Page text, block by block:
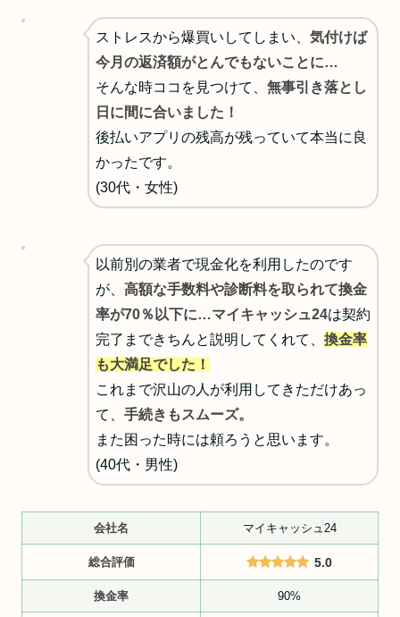
ストレスから爆買いしてしまい、 気付けば
今月の返済額がとんでもないことに…
そんな時ココを見つけて、 無事引き落とし
日に間に合いました！
後払いアプリの残高が残っていて本当に良
かったです。
(30代・女性)
以前別の業者で現金化を利用したのです
が、 高額な手数料や診断料を取られて換金
率が70％以下に…マイキャッシュ24は契約
完了まできちんと説明してくれて、 換金率
も大満足でした！
これまで沢山の人が利用してきただけあっ
て、 手続きもスムーズ。
また困った時には頼ろうと思います。
(40代・男性)
会社名 マイキャッシュ24
総合評価 5.0
換金率 90%